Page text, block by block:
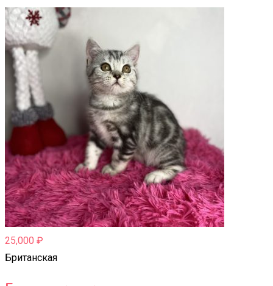
25,000 ₽
Британская